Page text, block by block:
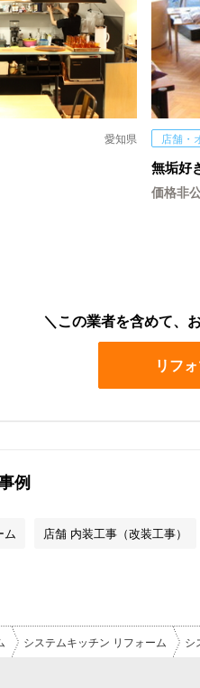
愛知県 店舗・
無垢好
価格非
この業者を含めて、
リフ
例
ム 店舗 内装工事（改装工事）
システムキッチン リフォーム シ